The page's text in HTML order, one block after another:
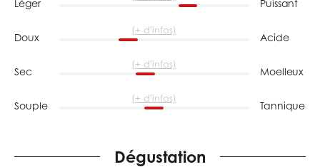
Léger Puissant
Doux
(+ d'infos)
Acide
Sec
(+ d'infos)
Moelleux
Souple
(+ d'infos)
Tannique
Dégustation